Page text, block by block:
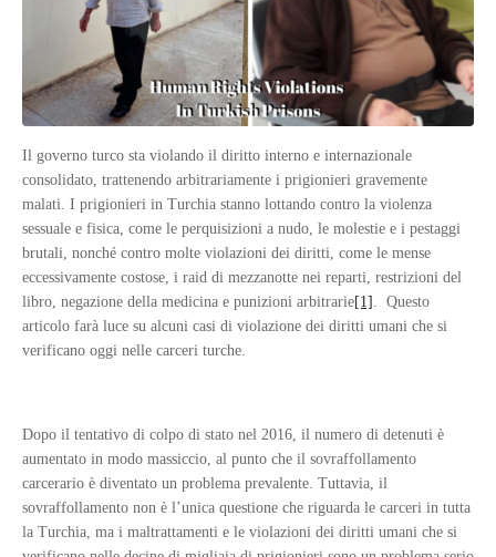
Il governo turco sta violando il diritto interno e internazionale
consolidato, trattenendo arbitrariamente i prigionieri gravemente
malati. I prigionieri in Turchia stanno lottando contro la violenza
sessuale e fisica, come le perquisizioni a nudo, le molestie e i pestaggi
brutali, nonché contro molte violazioni dei diritti, come le mense
eccessivamente costose, i raid di mezzanotte nei reparti, restrizioni del
libro, negazione della medicina e punizioni arbitrarie[1] . Questo
articolo farà luce su alcuni casi di violazione dei diritti umani che si
verificano oggi nelle carceri turche.
Dopo il tentativo di colpo di stato nel 2016, il numero di detenuti è
aumentato in modo massiccio, al punto che il sovraffollamento
carcerario è diventato un problema prevalente. Tuttavia, il
sovraffollamento non è l’unica questione che riguarda le carceri in tutta
la Turchia, ma i maltrattamenti e le violazioni dei diritti umani che si